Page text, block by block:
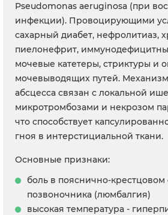
Pseudomonas aeruginosa (при
инфекции). Провоцирующими
сахарный диабет, нефролитиаз,
пиелонефрит,
мочевые катетеры, стриктуры и
мочевыводящих путей.
абсцесса связан с локальной
микротромбозами и некрозом
что способствует
гноя в интерстициальной ткани.
Основные признаки:
боль в пояснично-крестцовом
позвоночника (люмбалгия)
высокая температура -